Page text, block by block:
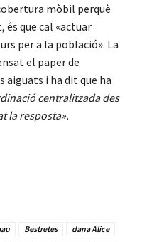
mòbil perquè
que cal «actuar
per a la població». La
el paper de
aiguats i ha dit que ha
centralitzada des
la resposta».
Bestretes
dana Alice